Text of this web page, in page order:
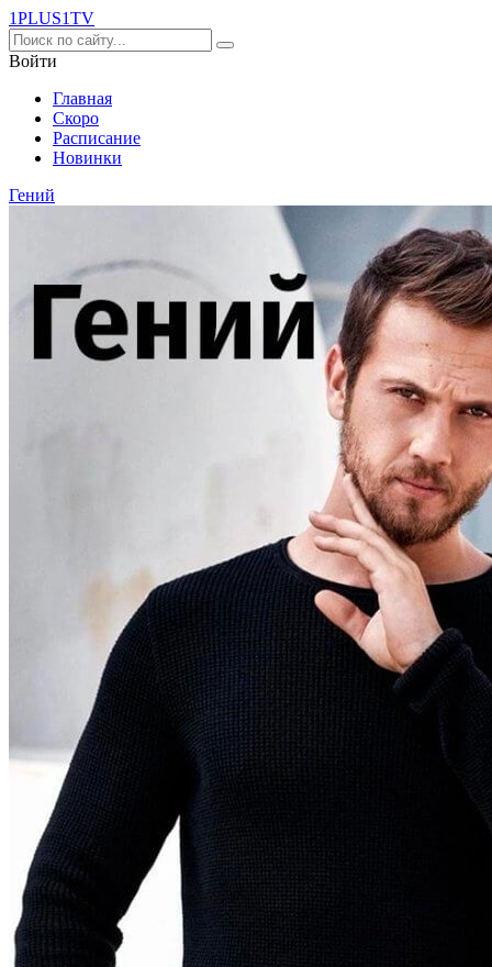
1PLUS1TV
Войти
Главная
Скоро
Расписание
Новинки
Гений